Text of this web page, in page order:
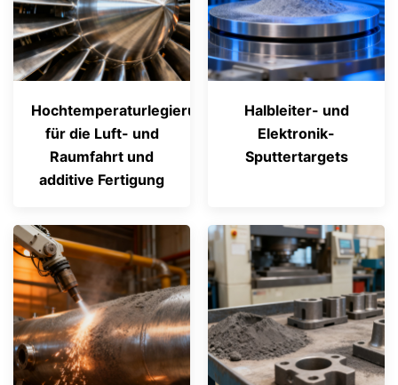
Hochtemperaturlegierungen
für die Luft- und
Raumfahrt und
additive Fertigung
Halbleiter- und
Elektronik-
Sputtertargets